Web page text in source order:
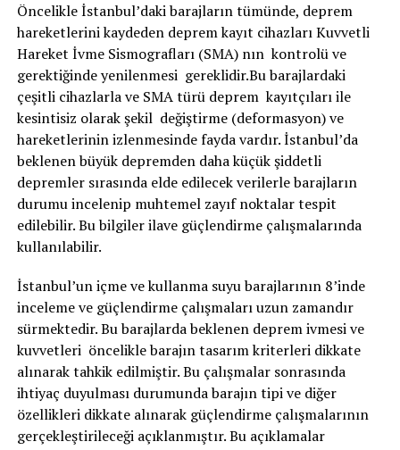
Öncelikle İstanbul’daki barajların tümünde, deprem
hareketlerini kaydeden deprem kayıt cihazları Kuvvetli
Hareket İvme Sismografları (SMA) nın kontrolü ve
gerektiğinde yenilenmesi gereklidir.Bu barajlardaki
çeşitli cihazlarla ve SMA türü deprem kayıtçıları ile
kesintisiz olarak şekil değiştirme (deformasyon) ve
hareketlerinin izlenmesinde fayda vardır. İstanbul’da
beklenen büyük depremden daha küçük şiddetli
depremler sırasında elde edilecek verilerle barajların
durumu incelenip muhtemel zayıf noktalar tespit
edilebilir. Bu bilgiler ilave güçlendirme çalışmalarında
kullanılabilir.
İstanbul’un içme ve kullanma suyu barajlarının 8’inde
inceleme ve güçlendirme çalışmaları uzun zamandır
sürmektedir. Bu barajlarda beklenen deprem ivmesi ve
kuvvetleri öncelikle barajın tasarım kriterleri dikkate
alınarak tahkik edilmiştir. Bu çalışmalar sonrasında
ihtiyaç duyulması durumunda barajın tipi ve diğer
özellikleri dikkate alınarak güçlendirme çalışmalarının
gerçekleştirileceği açıklanmıştır. Bu açıklamalar